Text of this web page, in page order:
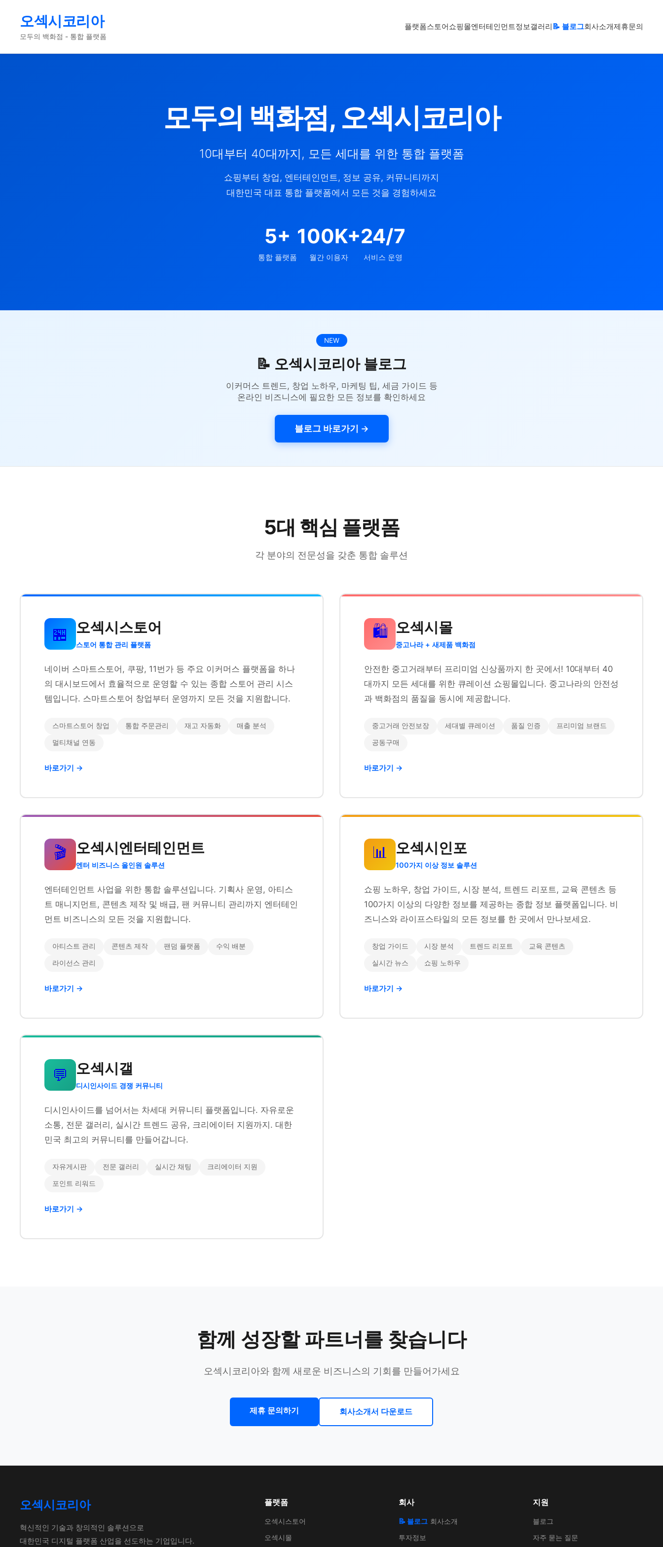
오섹시코리아
모두의 백화점 - 통합 플랫폼
플랫폼스토어쇼핑몰엔터테인먼트정보갤러리📝 블로그회사소개제휴문의
모두의 백화점, 오섹시코리아
10대부터 40대까지, 모든 세대를 위한 통합 플랫폼
쇼핑부터 창업, 엔터테인먼트, 정보 공유, 커뮤니티까지
대한민국 대표 통합 플랫폼에서 모든 것을 경험하세요
5+
통합 플랫폼
100K+
월간 이용자
24/7
서비스 운영
NEW
📝 오섹시코리아 블로그
이커머스 트렌드, 창업 노하우, 마케팅 팁, 세금 가이드 등
온라인 비즈니스에 필요한 모든 정보를 확인하세요
블로그 바로가기 →
5대 핵심 플랫폼
각 분야의 전문성을 갖춘 통합 솔루션
🏪 오섹시스토어
스토어 통합 관리 플랫폼
네이버 스마트스토어, 쿠팡, 11번가 등 주요 이커머스 플랫폼을 하나
의 대시보드에서 효율적으로 운영할 수 있는 종합 스토어 관리 시스
템입니다. 스마트스토어 창업부터 운영까지 모든 것을 지원합니다.
스마트스토어 창업 통합 주문관리 재고 자동화 매출 분석
멀티채널 연동
바로가기 →
🛍️ 오섹시몰
중고나라 + 새제품 백화점
안전한 중고거래부터 프리미엄 신상품까지 한 곳에서! 10대부터 40
대까지 모든 세대를 위한 큐레이션 쇼핑몰입니다. 중고나라의 안전성
과 백화점의 품질을 동시에 제공합니다.
중고거래 안전보장 세대별 큐레이션 품질 인증 프리미엄 브랜드
공동구매
바로가기 →
🎬 오섹시엔터테인먼트
엔터 비즈니스 올인원 솔루션
엔터테인먼트 사업을 위한 통합 솔루션입니다. 기획사 운영, 아티스
트 매니지먼트, 콘텐츠 제작 및 배급, 팬 커뮤니티 관리까지 엔터테인
먼트 비즈니스의 모든 것을 지원합니다.
아티스트 관리 콘텐츠 제작 팬덤 플랫폼 수익 배분
라이선스 관리
바로가기 →
📊 오섹시인포
100가지 이상 정보 솔루션
쇼핑 노하우, 창업 가이드, 시장 분석, 트렌드 리포트, 교육 콘텐츠 등
100가지 이상의 다양한 정보를 제공하는 종합 정보 플랫폼입니다. 비
즈니스와 라이프스타일의 모든 정보를 한 곳에서 만나보세요.
창업 가이드 시장 분석 트렌드 리포트 교육 콘텐츠
실시간 뉴스 쇼핑 노하우
바로가기 →
💬 오섹시갤
디시인사이드 경쟁 커뮤니티
디시인사이드를 넘어서는 차세대 커뮤니티 플랫폼입니다. 자유로운
소통, 전문 갤러리, 실시간 트렌드 공유, 크리에이터 지원까지. 대한
민국 최고의 커뮤니티를 만들어갑니다.
자유게시판 전문 갤러리 실시간 채팅 크리에이터 지원
포인트 리워드
바로가기 →
함께 성장할 파트너를 찾습니다
오섹시코리아와 함께 새로운 비즈니스의 기회를 만들어가세요
제휴 문의하기 회사소개서 다운로드
오섹시코리아
혁신적인 기술과 창의적인 솔루션으로
대한민국 디지털 플랫폼 산업을 선도하는 기업입니다.
플랫폼
오섹시스토어
오섹시몰
회사
📝 블로그 회사소개
투자정보
지원
블로그
자주 묻는 질문